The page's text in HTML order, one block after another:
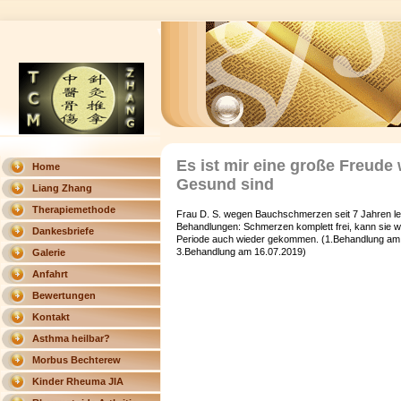
Home
Liang Zhang
Therapiemethode
Dankesbriefe
Galerie
Anfahrt
Bewertungen
Kontakt
Asthma heilbar?
Morbus Bechterew
heilbar?
Kinder Rheuma JIA
Es ist mir eine große
Gesund sind
Frau D. S. wegen Bauchschmerzen seit 7 Jahren
Behandlungen: Schmerzen komplett frei, kann sie
Periode auch wieder gekommen. (1.Behandlung
3.Behandlung am 16.07.2019)